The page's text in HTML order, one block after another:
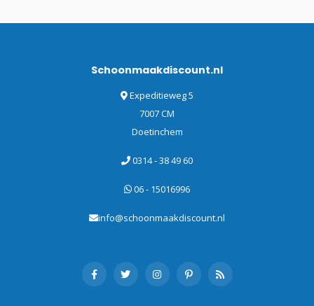
Schoonmaakdiscount.nl
Expeditieweg 5
7007 CM
Doetinchem
0314 - 38 49 60
06 - 15016996
info@schoonmaakdiscount.nl